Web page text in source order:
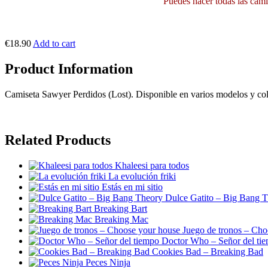
€18.90 Add to cart
Product Information
Camiseta Sawyer Perdidos (Lost). Disponible en varios modelos y
Related Products
Khaleesi para todos
La evolución friki
Estás en mi sitio
Dulce Gatito – Big Bang
Breaking Bart
Breaking Mac
Juego de tronos –
Doctor Who – Señor del
Cookies Bad – Breaking Bad
Peces Ninja